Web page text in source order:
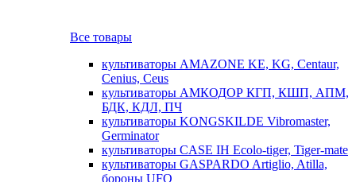
Все товары
культиваторы AMAZONE KE, KG, Centaur,
Cenius, Ceus
культиваторы АМКОДОР КГП, КШП, АПМ,
БДК, КДЛ, ПЧ
культиваторы KONGSKILDE Vibromaster,
Germinator
культиваторы CASE IH Ecolo-tiger, Tiger-mate
культиваторы GASPARDO Artiglio, Atilla,
бороны UFO